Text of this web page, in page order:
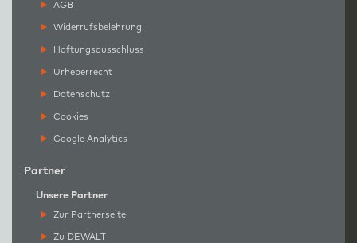
AGB
Widerrufsbelehrung
Haftungsausschluss
Urheberrecht
Datenschutz
Cookies
Google Analytics
Partner
Unsere Partner
Zur Partnerseite
Zu DEWALT